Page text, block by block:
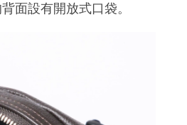
面設有開放式口袋。